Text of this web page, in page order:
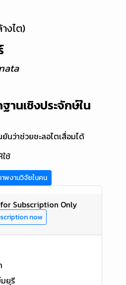
งไต)
านเชิงประจักษ์ใน
นว่าช่วยชะลอไตเสื่อมได้
ช้
พงานวิจัยในคน
Subscription Only
now
ยุรี